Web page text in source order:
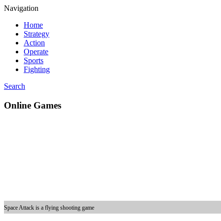
Navigation
Home
Strategy
Action
Operate
Sports
Fighting
Search
Online Games
Space Attack is a flying shooting game